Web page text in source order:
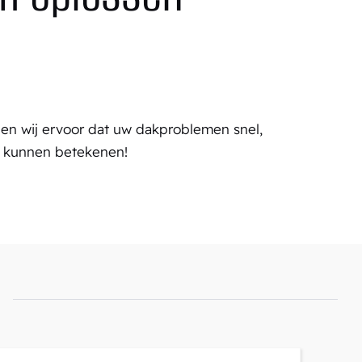
wij ervoor dat uw dakproblemen snel,
betekenen!